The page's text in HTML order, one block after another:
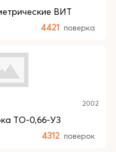
ВИТ
4421 поверка
2002
ТО-0,66-У3
4312 поверок